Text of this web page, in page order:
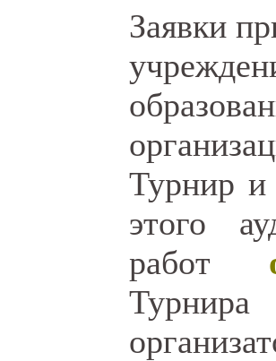
Заявки
Турнир
этого
работ